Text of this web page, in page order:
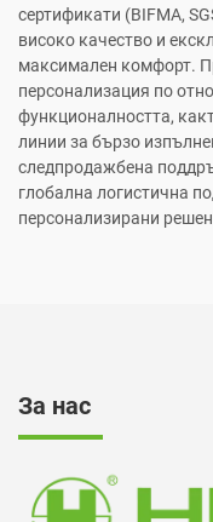
сертификати (BIFMA,
високо качество и
максимален комфорт.
персонализация по
функционалността,
линии за бързо
следпродажбена
глобална логистична
персонализирани
За нас